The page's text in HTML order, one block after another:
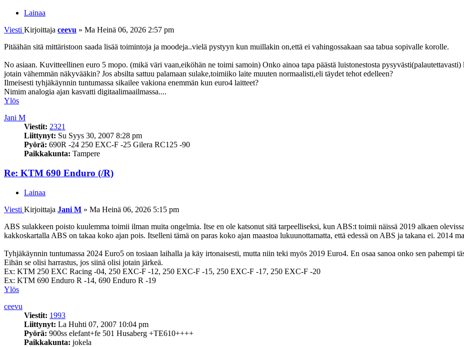
Lainaa
Viesti Kirjoittaja ceevu » Ma Heinä 06, 2026 2:57 pm
Pitäähän sitä mittäristoon saada lisää toimintoja ja moodeja..vielä pystyyn kun muillakin on,että ei vahingossakaan saa tabua sopivalle korolle.
No asiaan. Kuvitteellinen euro 5 mopo. (mikä väri vaan,eiköhän ne toimi samoin) Onko ainoa tapa päästä luistonestosta
jotain vähemmän näkyvääkin? Jos absilta sattuu palamaan sulake,toimiiko laite muuten normaalisti,eli täydet tehot edelleen?
Ilmeisesti tyhjäkäynnin tuntumassa sikailee vakiona enemmän kun euro4 laitteet?
Nimim analogia ajan kasvatti digitaalimaailmassa....
Ylös
Jani M
Viestit: 2321
Liittynyt: Su Syys 30, 2007 8:28 pm
Pyörä: 690R -24 250 EXC-F -25 Gilera RC125 -90
Paikkakunta: Tampere
Re: KTM 690 Enduro (/R)
Lainaa
Viesti Kirjoittaja Jani M » Ma Heinä 06, 2026 5:15 pm
ABS sulakkeen poisto kuulemma toimii ilman muita ongelmia. Itse en ole katsonut sitä tarpeelliseksi, kun ABS:t toimii näissä 2019 alkaen
kakkoskartalla ABS on takaa koko ajan pois. Itselleni tämä on paras koko ajan maastoa lukuunottamatta, että edessä on ABS ja takana ei. 2014
Tyhjäkäynnin tuntumassa 2024 Euro5 on tosiaan laihalla ja käy irtonaisesti, mutta niin teki myös 2019 Euro4. En osaa sanoa onko sen pahempi
Eihän se olisi harrastus, jos siinä olisi jotain järkeä.
Ex: KTM 250 EXC Racing -04, 250 EXC-F -12, 250 EXC-F -15, 250 EXC-F -17, 250 EXC-F -20
Ex: KTM 690 Enduro R -14, 690 Enduro R -19
Ylös
ceevu
Viestit: 1993
Liittynyt: La Huhti 07, 2007 10:04 pm
Pyörä: 900ss elefant+fe 501 Husaberg +TE610++++
Paikkakunta: jokela